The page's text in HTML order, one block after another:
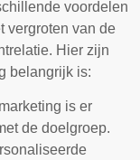
voordelen
vergroten van de
Hier zijn
belangrijk is:
is er
de doelgroep.